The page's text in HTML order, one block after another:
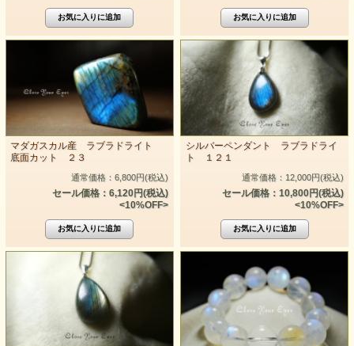
マダガスカル産 ラブラドライト
底面カット ２３
通常価格：6,800円(税込)
セール価格：6,120円(税込)
<10%OFF>
シルバーペンダント ラブラドライ
ト １２１
通常価格：12,000円(税込)
セール価格：10,800円(税込)
<10%OFF>